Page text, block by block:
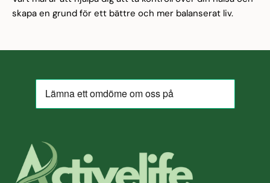
skapa en grund för ett bättre och mer balanserat liv.